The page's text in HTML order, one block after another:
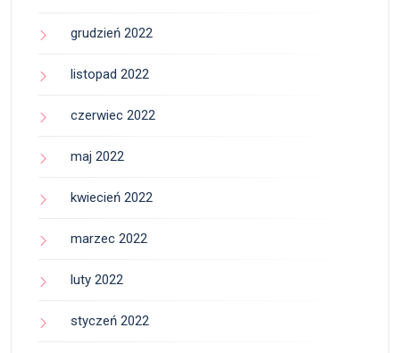
grudzień 2022
listopad 2022
czerwiec 2022
maj 2022
kwiecień 2022
marzec 2022
luty 2022
styczeń 2022